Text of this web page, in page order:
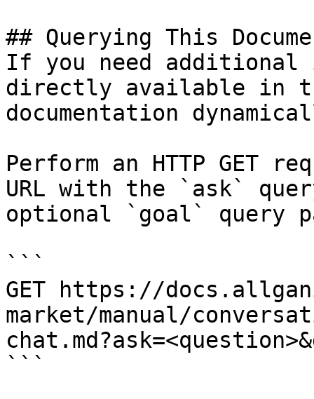
## Querying This
If you need
directly available in
documentation
Perform an HTTP GET
URL with the `ask`
optional `goal` query
```
GET https://
market/manual/
```